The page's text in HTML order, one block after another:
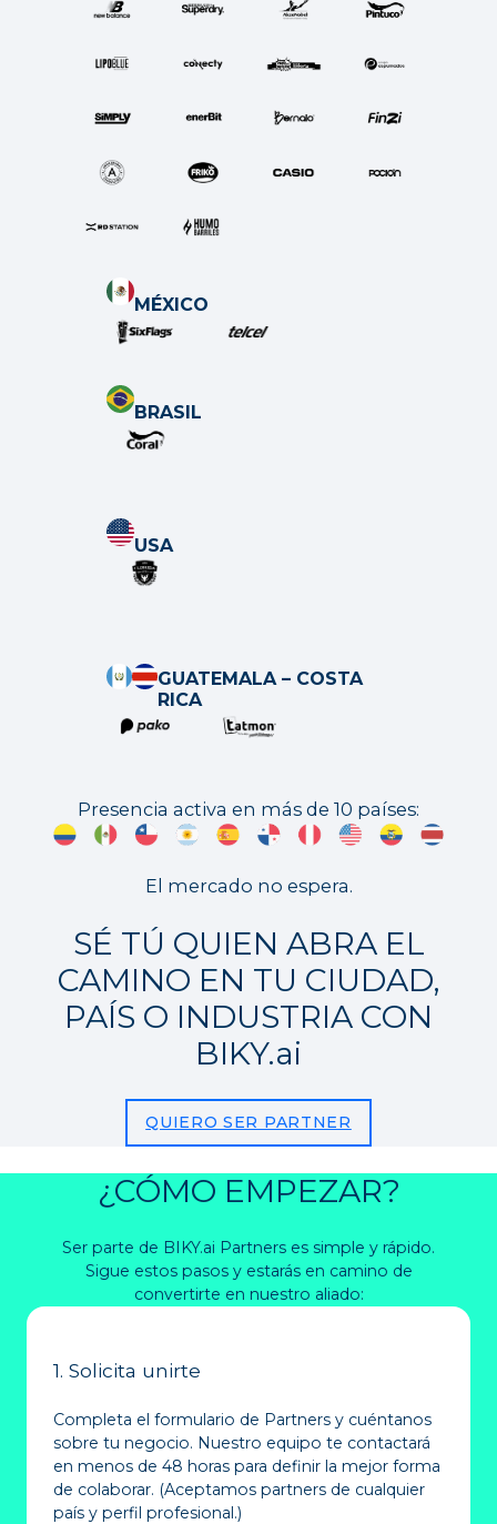
MÉXICO
BRASIL
USA
GUATEMALA – COSTA
RICA
Presencia activa en más de 10 países:
El mercado no espera.
SÉ TÚ QUIEN ABRA EL
CAMINO EN TU CIUDAD,
PAÍS O INDUSTRIA CON
BIKY.ai
QUIERO SER PARTNER
¿CÓMO EMPEZAR?
Ser parte de BIKY.ai Partners es simple y rápido.
Sigue estos pasos y estarás en camino de
convertirte en nuestro aliado:
1. Solicita unirte
Completa el formulario de Partners y cuéntanos
sobre tu negocio. Nuestro equipo te contactará
en menos de 48 horas para definir la mejor forma
de colaborar. (Aceptamos partners de cualquier
país y perfil profesional.)